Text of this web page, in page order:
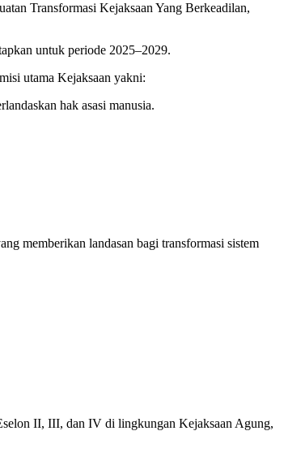
Transformasi Kejaksaan Yang Berkeadilan,
untuk periode 2025–‎2029.
utama Kejaksaan yakni:
hak asasi manusia.
memberikan landasan bagi transformasi sistem
II, III, dan IV di lingkungan Kejaksaan Agung,